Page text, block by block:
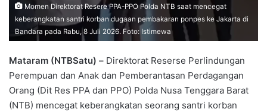
Momen Direktorat Resere PPA-PPO Polda NTB saat mencegat
keberangkatan santri korban dugaan pembakaran ponpes ke Jakarta di
Bandara pada Rabu, 8 Juli 2026. Foto: Istimewa
Mataram (NTBSatu) – Direktorat Reserse Perlindungan
Perempuan dan Anak dan Pemberantasan Perdagangan
Orang (Dit Res PPA dan PPO) Polda Nusa Tenggara Barat
(NTB) mencegat keberangkatan seorang santri korban